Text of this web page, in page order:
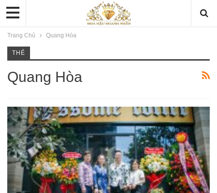
Trang Chủ Quang Hòa
THẺ
Quang Hòa